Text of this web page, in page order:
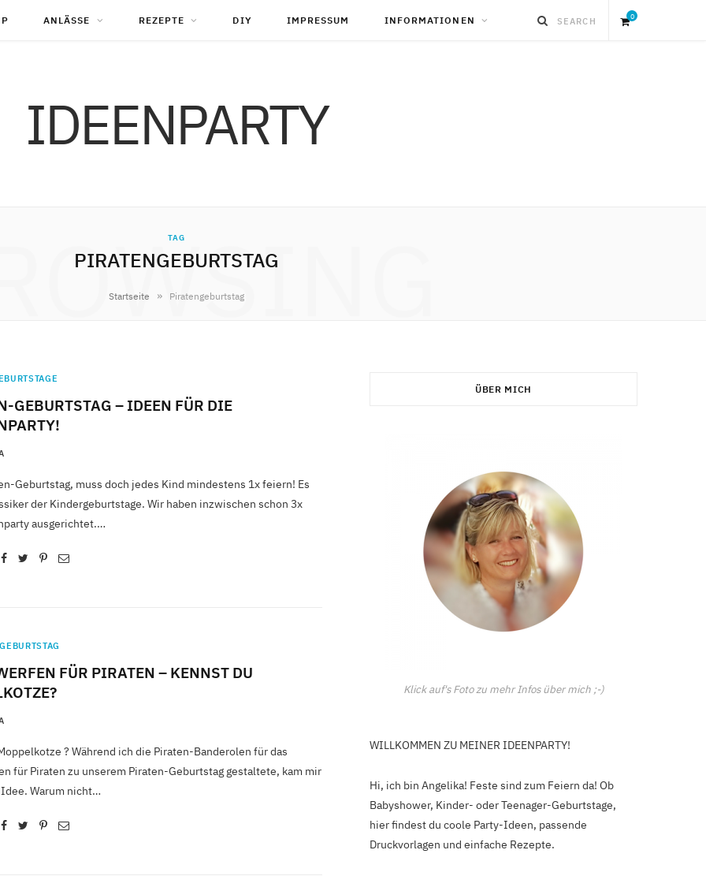
ANLÄSSE REZEPTE DIY IMPRESSUM INFORMATIONEN 0
IDEENPARTY
TAG
PIRATENGEBURTSTAG
Startseite » Piratengeburtstag
GEBURTSTAG – IDEEN FÜR DIE
Geburtstag, muss doch jedes Kind mindestens 1x feiern! Es
der Kindergeburtstage. Wir haben inzwischen schon 3x
ausgerichtet.…
FÜR PIRATEN – KENNST DU
? Während ich die Piraten-Banderolen für das
für Piraten zu unserem Piraten-Geburtstag gestaltete, kam mir
Warum nicht…
ÜBER MICH
Klick auf's Foto zu mehr Infos über mich ;-)
WILLKOMMEN ZU MEINER IDEENPARTY!
Hi, ich bin Angelika! Feste sind zum Feiern da! Ob
Babyshower, Kinder- oder Teenager-Geburtstage,
hier findest du coole Party-Ideen, passende
Druckvorlagen und einfache Rezepte.